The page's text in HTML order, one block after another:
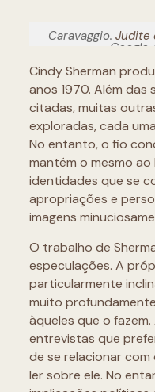
Caravaggio. Judite
Google
Cindy Sherman
anos 1970. Além
citadas, muitas
exploradas, cada
No entanto, o fio
mantém o mesmo
identidades que se
apropriações e
imagens
O trabalho de
especulações. A
particularmente
muito
àqueles que o
entrevistas que
de se relacionar
ler sobre ele. No